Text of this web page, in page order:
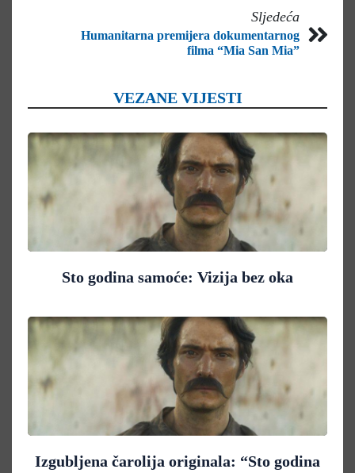
Sljedeća
Humanitarna premijera dokumentarnog
filma “Mia San Mia”
VEZANE VIJESTI
Sto godina samoće: Vizija bez oka
Izgubljena čarolija originala: “Sto godina